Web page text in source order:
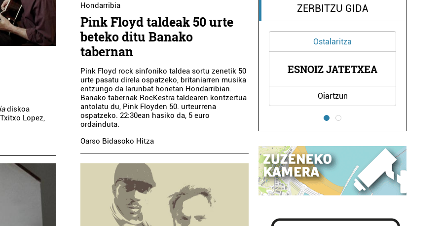
diskoa
Lopez,
Hondarribia
Pink Floyd taldeak 50 urte
beteko ditu Banako
tabernan
Pink Floyd rock sinfoniko taldea sortu zenetik 50
urte pasatu direla ospatzeko, britaniarren musika
entzungo da larunbat honetan Hondarribian.
Banako tabernak RocKestra taldearen kontzertua
antolatu du, Pink Floyden 50. urteurrena
ospatzeko. 22:30ean hasiko da, 5 euro
ordainduta.
Oarso Bidasoko Hitza
ZERBITZU GIDA
Arropa dendak
JANTZIGINTZAK
Errenteria-Orereta
ESNOIZ JATETXEA
Oiartzun
Arropa dendak
CASAMAYOR
JANTZIGINTZAK
Errenteria-Orereta